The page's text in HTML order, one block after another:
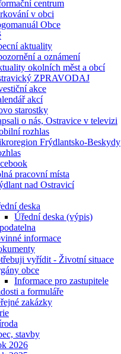
centrum
v obci
Obce
aktuality
a oznámení
okolních měst a obcí
ZPRAVODAJ
akce
akcí
starostky
o nás, Ostravice v televizi
rozhlas
Frýdlantsko-Beskydy
pracovní místa
nad Ostravicí
deska
Úřední deska (výpis)
informace
vyřídit - Životní situace
obce
Informace pro zastupitele
a formuláře
zakázky
stavby
2026